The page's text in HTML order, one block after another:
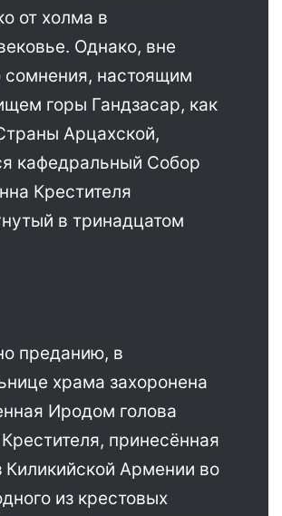
от холма в
Однако, вне
сомнения, настоящим
горы Гандзасар, как
Арцахской,
кафедральный Собор
Крестителя
в тринадцатом
преданию, в
храма захоронена
Иродом голова
принесённая
Киликийской Армении во
из крестовых